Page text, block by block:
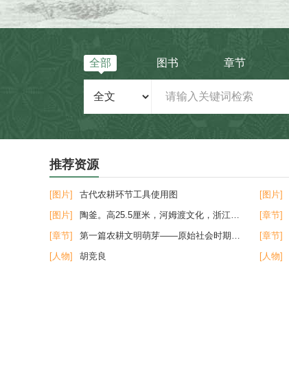
全部 图书 章节
推荐资源
[图片] 古代农耕环节工具使用图 [图片]
[图片]
陶釜。高25.5厘米，河姆渡文化，浙江余姚河姆渡遗址出土 [章节]
[章节]
第一篇农耕文明萌芽——原始社会时期的农业 [章节]
[人物]
胡竞良 [人物]